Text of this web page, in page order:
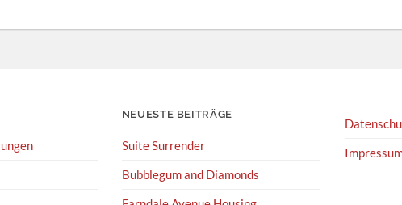
NEUESTE BEITRÄGE
Suite Surrender
Bubblegum and Diamonds